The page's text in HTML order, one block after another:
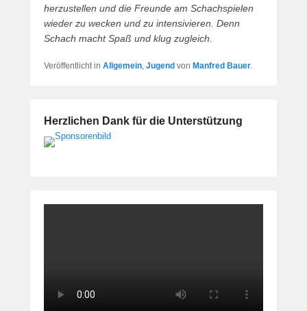
herzustellen und die Freunde am Schachspielen
wieder zu wecken und zu intensivieren. Denn
Schach macht Spaß und klug zugleich.
Veröffentlicht in Allgemein, Jugend von Manfred Bauer.
Herzlichen Dank für die Unterstützung